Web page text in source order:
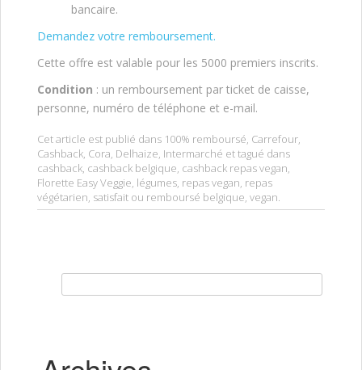
bancaire.
Demandez votre remboursement.
Cette offre est valable pour les 5000 premiers inscrits.
Condition : un remboursement par ticket de caisse,
personne, numéro de téléphone et e-mail.
Cet article est publié dans 100% remboursé, Carrefour,
Cashback, Cora, Delhaize, Intermarché et tagué dans
cashback, cashback belgique, cashback repas vegan,
Florette Easy Veggie, légumes, repas vegan, repas
végétarien, satisfait ou remboursé belgique, vegan.